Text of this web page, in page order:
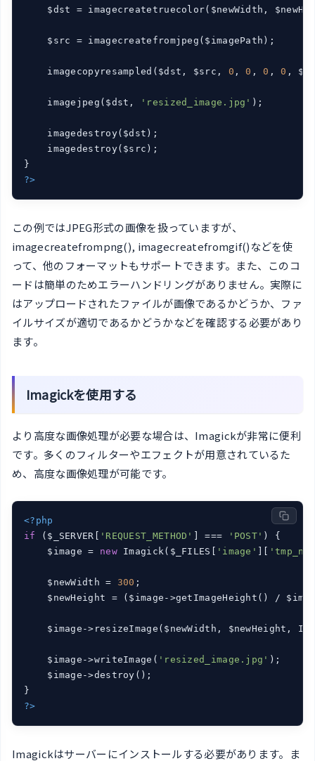
$dst = imagecreatetruecolor($newWidth,
    $src = imagecreatefromjpeg($imagePath);
    imagecopyresampled($dst, $src,
0 , 0 , 0 , 0 ,
    imagejpeg($dst,
'resized_image.jpg' );
    imagedestroy($dst);
    imagedestroy($src);
?>
この例ではJPEG形式の画像を扱っていますが、
imagecreatefrompng(), imagecreatefromgif()などを使
って、他のフォーマットもサポートできます。また、このコ
ードは簡単のためエラーハンドリングがありません。実際に
はアップロードされたファイルが画像であるかどうか、ファ
イルサイズが適切であるかどうかなどを確認する必要があり
ます。
Imagickを使用する
より高度な画像処理が必要な場合は、Imagickが非常に便利
です。多くのフィルターやエフェクトが用意されているた
め、高度な画像処理が可能です。
<?php
if
($_SERVER[ 'REQUEST_METHOD' ] === 'POST' ) {
    $image =
new Imagick($_FILES[ 'image'
    $newWidth =
300 ;
$newHeight = ($image->getImageHeight() /
$image->resizeImage($newWidth, $newHeight,
    $image->writeImage(
'resized_image.jpg' );
    $image->destroy();
?>
Imagickはサーバーにインストールする必要があります。ま